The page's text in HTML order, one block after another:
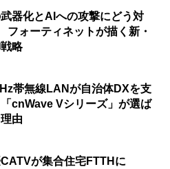
器化とAIへの攻撃にどう対
ォーティネットが描く新・
略
帯無線LANが自治体DXを支
cnWave Vシリーズ」が選ば
由
が集合住宅FTTHに